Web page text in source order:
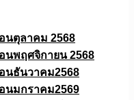
นตุลาคม 2568
นพฤศจิกายน 2568
นธันวาคม2568
นมกราคม2569